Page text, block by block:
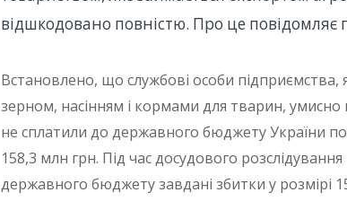
відшкодовано повністю. Про це повідомляє
Встановлено, що службові особи підприємства,
зерном, насінням і кормами для тварин,
не сплатили до державного бюджету України
158,3 млн грн. Під час досудового
державного бюджету завдані збитки у розмірі